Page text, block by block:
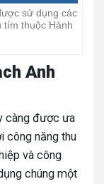
sử dụng các
tím thuộc Hành
Anh
càng được ưa
công năng thu
và công
chúng một